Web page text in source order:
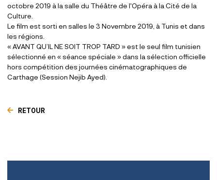
octobre 2019 à la salle du Théâtre de l'Opéra à la Cité de la
Culture.
Le film est sorti en salles le 3 Novembre 2019, à Tunis et dans
les régions.
« AVANT QU’IL NE SOIT TROP TARD » est le seul film tunisien
sélectionné en « séance spéciale » dans la sélection officielle
hors compétition des journées cinématographiques de
Carthage (Session Nejib Ayed).
RETOUR